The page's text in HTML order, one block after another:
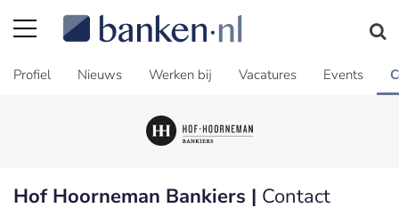
Profiel Nieuws Werken bij Vacatures Events
Hof Hoorneman Bankiers | Contact